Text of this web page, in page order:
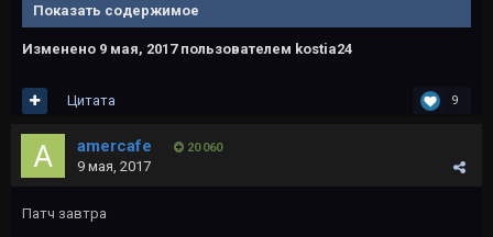
Показать содержимое
Изменено 9 мая, 2017пользователем kostia24
9
Цитата
amercafe 20 060
9 мая, 2017
Патч завтра